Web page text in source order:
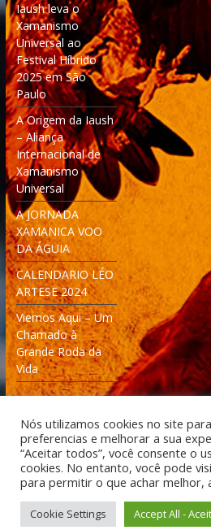
Iaush leva o
Xamanismo
Universal ao
Festival Híbrido
2025 em São
Paulo
A Origem da Iaush
– Aliança
Internacional de
Xamanismo
Universal
A JORNADA
XAMANICA VOO
DA ÁGUIA
CALENDARIO LÉO
ARTESE 2024
Viemos Aqui – Um
Chamado à
Grande Roda da
Vida
Desenvolvido: Moleculas4D -
Tecnologia
Nós utilizamos cookies no site
preferencias e melhorar a sua
“Aceitar todos”, você consente o
cookies. No entanto, você pode
para permitir o que achar melhor,
Cookie Settings Accept All -